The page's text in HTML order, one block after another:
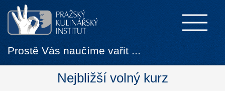
Prostě Vás naučíme vařit ...
Nejbližší volný kurz